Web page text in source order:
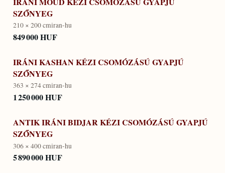
SZŐNYEG
210 × 200 cmiran-hu
849 000 HUF
IRÁNI KASHAN KÉZI CSOMÓZÁSÚ GYAPJÚ
SZŐNYEG
363 × 274 cmiran-hu
1 250 000 HUF
ANTIK IRÁNI BIDJAR KÉZI CSOMÓZÁSÚ GYAPJÚ
SZŐNYEG
306 × 400 cmiran-hu
5 890 000 HUF